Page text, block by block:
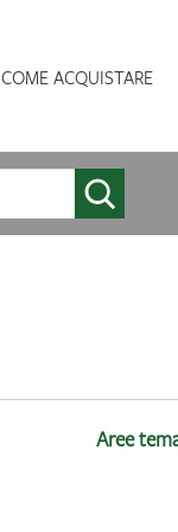
COME ACQUISTARE
Aree